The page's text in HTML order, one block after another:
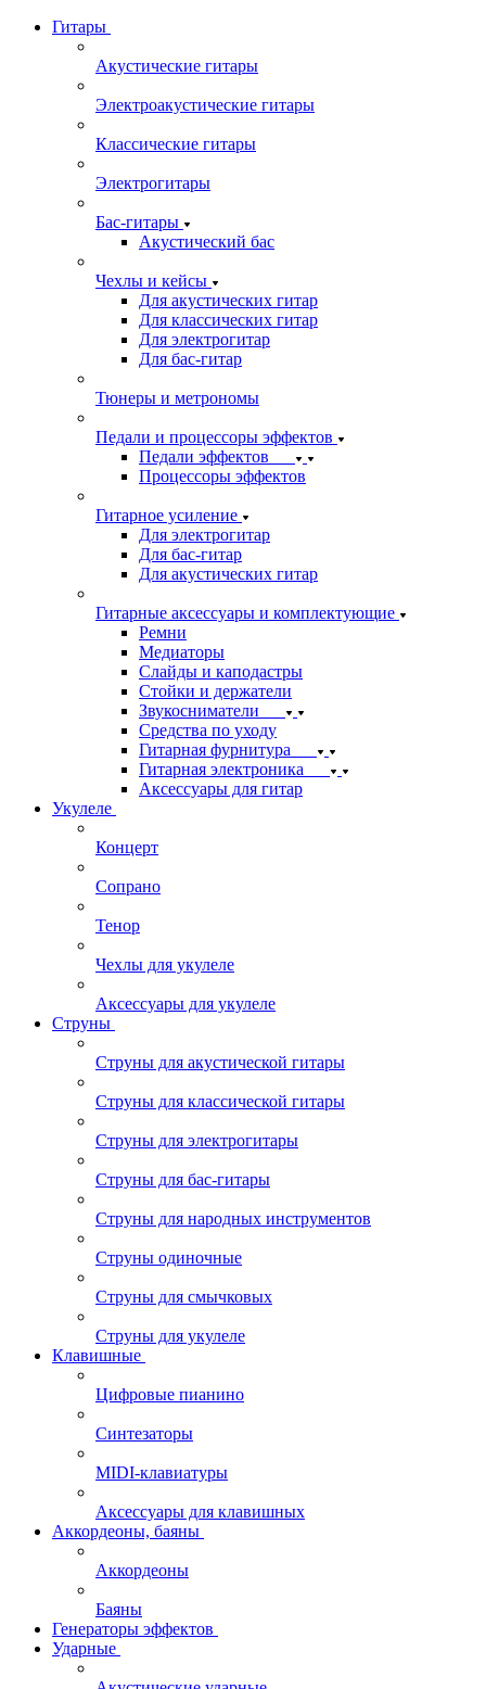
Гитары
Акустические гитары
Электроакустические гитары
Классические гитары
Электрогитары
Бас-гитары
Акустический бас
Чехлы и кейсы
Для акустических гитар
Для классических гитар
Для электрогитар
Для бас-гитар
Тюнеры и метрономы
Педали и процессоры эффектов
Педали эффектов
Процессоры эффектов
Гитарное усиление
Для электрогитар
Для бас-гитар
Для акустических гитар
Гитарные аксессуары и комплектующие
Ремни
Медиаторы
Слайды и каподастры
Стойки и держатели
Звукосниматели
Средства по уходу
Гитарная фурнитура
Гитарная электроника
Аксессуары для гитар
Укулеле
Концерт
Сопрано
Тенор
Чехлы для укулеле
Аксессуары для укулеле
Струны
Струны для акустической гитары
Струны для классической гитары
Струны для электрогитары
Струны для бас-гитары
Струны для народных инструментов
Струны одиночные
Струны для смычковых
Струны для укулеле
Клавишные
Цифровые пианино
Синтезаторы
MIDI-клавиатуры
Аксессуары для клавишных
Аккордеоны, баяны
Аккордеоны
Баяны
Генераторы эффектов
Ударные